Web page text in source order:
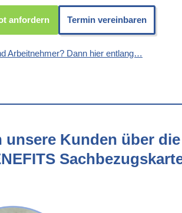
anfordern Termin vereinbaren
Arbeitnehmer? Dann hier entlang…
unsere Kunden über die